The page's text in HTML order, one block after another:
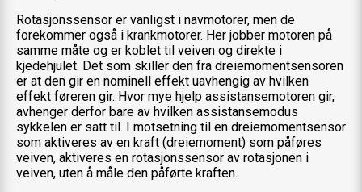
Rotasjonssensor er vanligst i navmotorer, men de
forekommer også i krankmotorer. Her jobber motoren på
samme måte og er koblet til veiven og direkte i
kjedehjulet. Det som skiller den fra dreiemomentsensoren
er at den gir en nominell effekt uavhengig av hvilken
effekt føreren gir. Hvor mye hjelp assistansemotoren gir,
avhenger derfor bare av hvilken assistansemodus
sykkelen er satt til. I motsetning til en dreiemomentsensor
som aktiveres av en kraft (dreiemoment) som påføres
veiven, aktiveres en rotasjonssensor av rotasjonen i
veiven, uten å måle den påførte kraften.